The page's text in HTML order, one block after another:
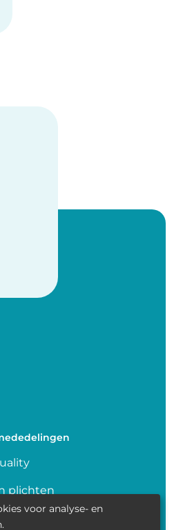
plichten
voor analyse- en